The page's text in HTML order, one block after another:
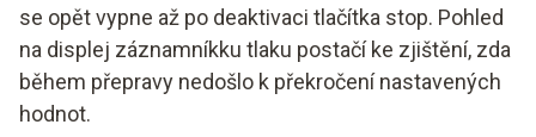
se opět vypne až po deaktivaci tlačítka stop. Pohled
na displej záznamníkku tlaku postačí ke zjištění, zda
během přepravy nedošlo k překročení nastavených
hodnot.